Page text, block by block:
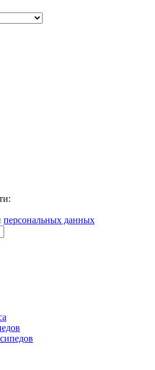
персональных данных